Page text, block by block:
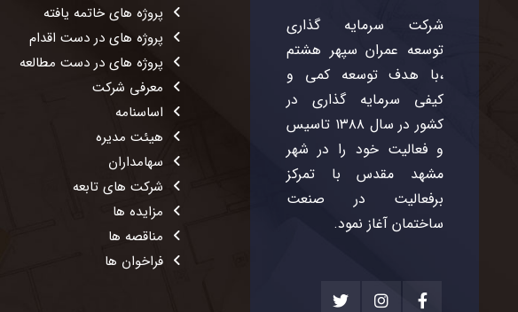
شرکت سرمایه گذاری
توسعه عمران سپهر هشتم
،با هدف توسعه کمی و
کیفی سرمایه گذاری در
کشور در سال ۱۳۸۸ تاسیس
و فعالیت خود را در شهر
مشهد مقدس با تمرکز
برفعالیت در صنعت
ساختمان آغاز نمود.
پروژه های خاتمه یافته
پروژه های در دست اقدام
پروژه های در دست مطالعه
معرفی شرکت
اساسنامه
هیئت مدیره
سهامداران
شرکت های تابعه
مزایده ها
مناقصه ها
فراخوان ها